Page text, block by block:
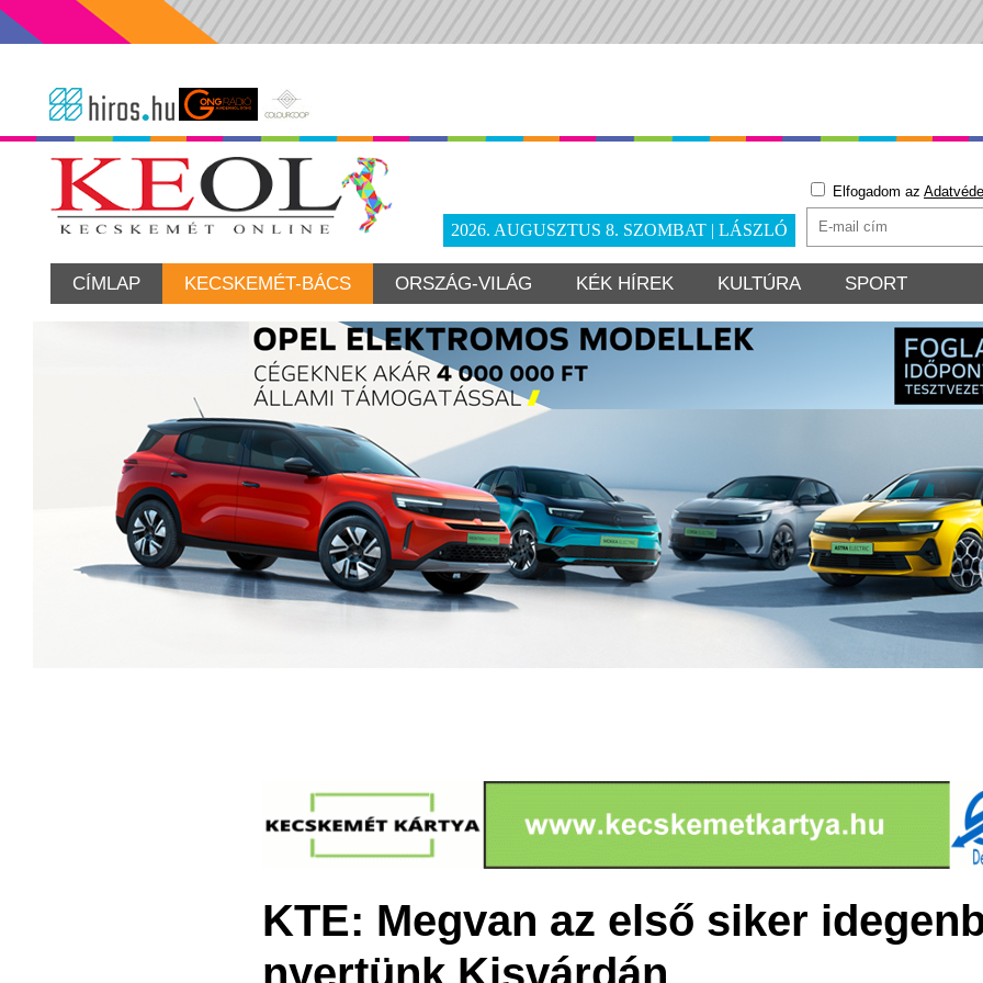
2026. AUGUSZTUS 8. SZOMBAT | LÁSZLÓ
Elfogadom az
CÍMLAP KECSKEMÉT-BÁCS ORSZÁG-VILÁG KÉK HÍREK KULTÚRA SPORT
KTE: Megvan az első siker